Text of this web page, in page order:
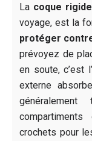
La coque rigide
voyage, est la
protéger
prévoyez de
en soute, c’est
externe
crochets pour